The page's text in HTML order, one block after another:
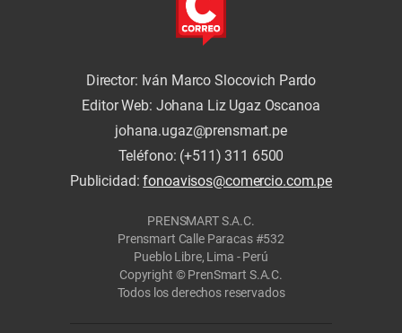
Director: Iván Marco Slocovich Pardo
Editor Web: Johana Liz Ugaz Oscanoa
johana.ugaz@prensmart.pe
Teléfono: (+511) 311 6500
Publicidad:fonoavisos@comercio.com.pe
PRENSMART S.A.C.
Prensmart Calle Paracas #532
Pueblo Libre, Lima - Perú
Copyright © PrenSmart S.A.C.
Todos los derechos reservados